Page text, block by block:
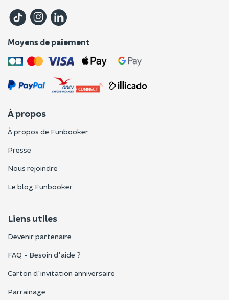
Moyens de paiement
À propos
À propos de Funbooker
Presse
Nous rejoindre
Le blog Funbooker
Liens utiles
Devenir partenaire
FAQ - Besoin d'aide ?
Carton d'invitation anniversaire
Parrainage